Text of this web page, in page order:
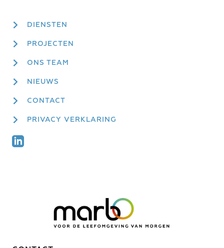
DIENSTEN
PROJECTEN
ONS TEAM
NIEUWS
CONTACT
PRIVACY VERKLARING